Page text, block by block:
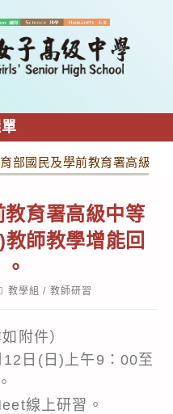
育部國民及學前教育署高級
教育署高級中等
師教學增能回
教學組 / 教師研習
附件）
日(日)上午9：00至
線上研習。